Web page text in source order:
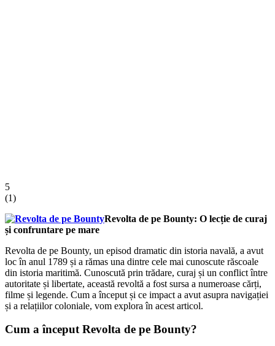
5
(1)
Revolta de pe Bounty: O lecție de curaj
și confruntare pe mare
Revolta de pe Bounty, un episod dramatic din istoria navală, a avut
loc în anul 1789 și a rămas una dintre cele mai cunoscute răscoale
din istoria maritimă. Cunoscută prin trădare, curaj și un conflict între
autoritate și libertate, această revoltă a fost sursa a numeroase cărți,
filme și legende. Cum a început și ce impact a avut asupra navigației
și a relațiilor coloniale, vom explora în acest articol.
Cum a început Revolta de pe Bounty?